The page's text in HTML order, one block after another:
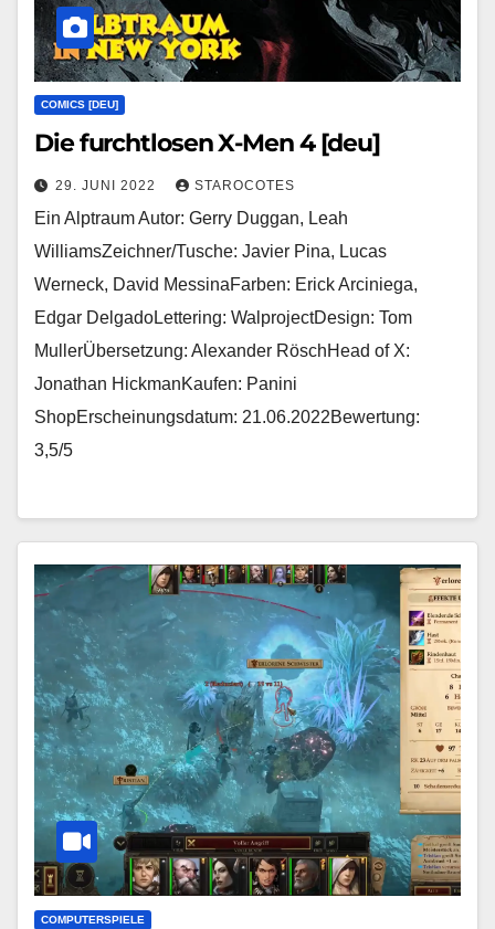
COMICS [DEU]
Die furchtlosen X-Men 4 [deu]
29. JUNI 2022 STAROCOTES
Ein Alptraum Autor: Gerry Duggan, Leah
WilliamsZeichner/Tusche: Javier Pina, Lucas
Werneck, David MessinaFarben: Erick Arciniega,
Edgar DelgadoLettering: WalprojectDesign: Tom
MullerÜbersetzung: Alexander RöschHead of X:
Jonathan HickmanKaufen: Panini
ShopErscheinungsdatum: 21.06.2022Bewertung:
3,5/5
COMPUTERSPIELE